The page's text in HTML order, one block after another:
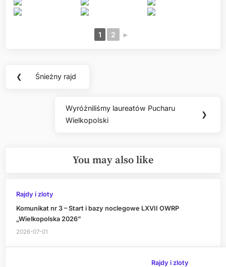
1 2 ►
Nawigacja
❮
Previous
Śnieżny rajd
Next
Post:
Wyróżniliśmy laureatów Pucharu
Wielkopolski
❯
You may also like
Rajdy i zloty
Komunikat nr 3 – Start i bazy noclegowe LXVII OWRP
„Wielkopolska 2026”
2026-07-01
Rajdy i zloty